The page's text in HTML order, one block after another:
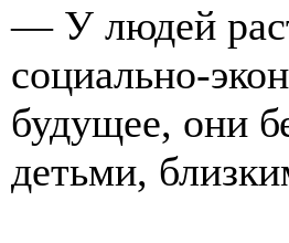
— У людей
социально-
будущее, они
детьми,